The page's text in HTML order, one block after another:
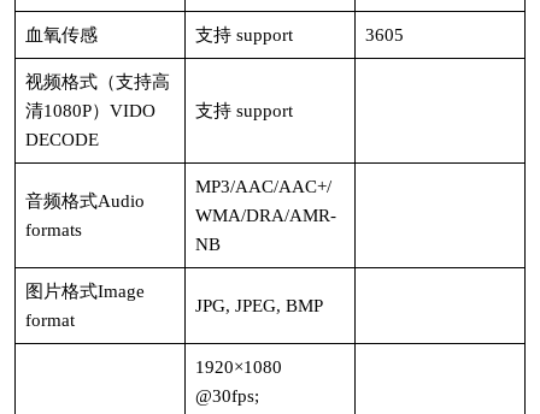
血氧传感 支持 support 3605
视频格式（支持高
清1080P）VIDO
DECODE
支持 support
音频格式Audio
formats
MP3/AAC/AAC+/
WMA/DRA/AMR-
NB
图片格式Image
format
JPG, JPEG, BMP
1920×1080
@30fps;